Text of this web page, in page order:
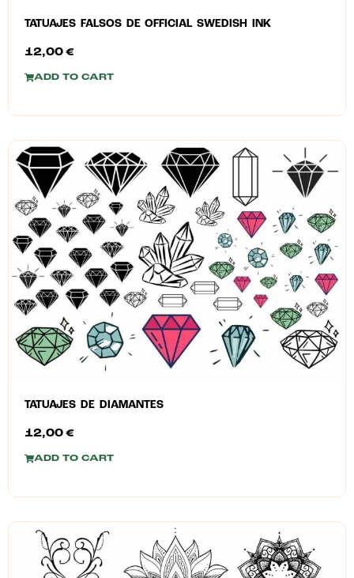
TATUAJES FALSOS DE OFFICIAL SWEDISH INK
12,00 €
ADD TO CART
TATUAJES DE DIAMANTES
12,00 €
ADD TO CART